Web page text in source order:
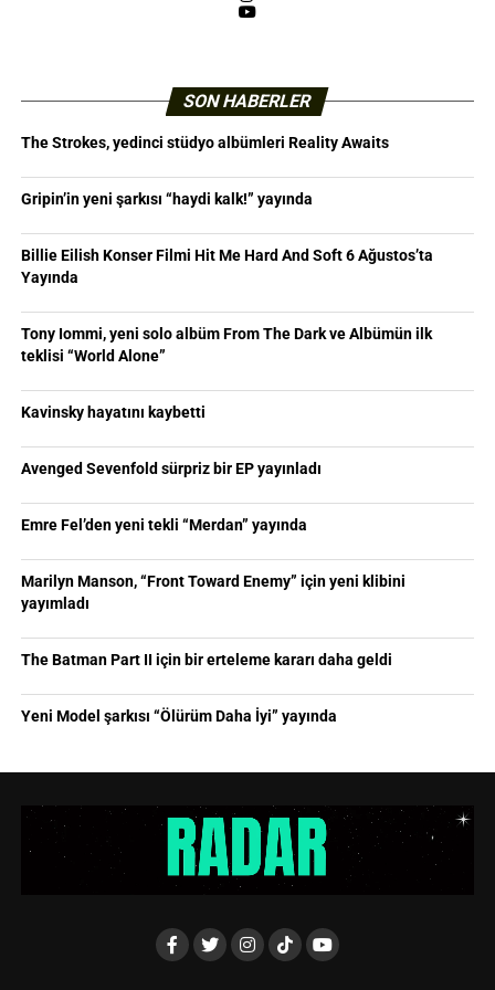
YouTube
SON HABERLER
The Strokes, yedinci stüdyo albümleri Reality Awaits
Gripin’in yeni şarkısı “haydi kalk!” yayında
Billie Eilish Konser Filmi Hit Me Hard And Soft 6 Ağustos’ta
Yayında
Tony Iommi, yeni solo albüm From The Dark ve Albümün ilk
teklisi “World Alone”
Kavinsky hayatını kaybetti
Avenged Sevenfold sürpriz bir EP yayınladı
Emre Fel’den yeni tekli “Merdan” yayında
Marilyn Manson, “Front Toward Enemy” için yeni klibini
yayımladı
The Batman Part II için bir erteleme kararı daha geldi
Yeni Model şarkısı “Ölürüm Daha İyi” yayında